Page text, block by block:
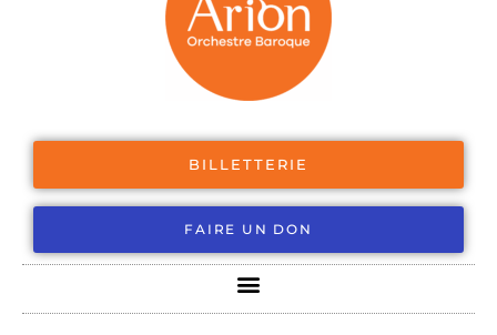
BILLETTERIE
FAIRE UN DON